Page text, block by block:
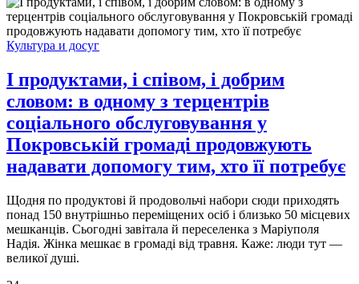
Культура и досуг
І продуктами, і співом, і добрим
словом: в одному з терцентрів
соціального обслуговування у
Покровській громаді продовжують
надавати допомогу тим, хто її потребує
Щодня по продуктові й продовольчі набори сюди приходять
понад 150 внутрішньо переміщених осіб і близько 50 місцевих
мешканців. Сьогодні завітала й переселенка з Маріуполя
Надія. Жінка мешкає в громаді від травня. Каже: люди тут —
великої душі.